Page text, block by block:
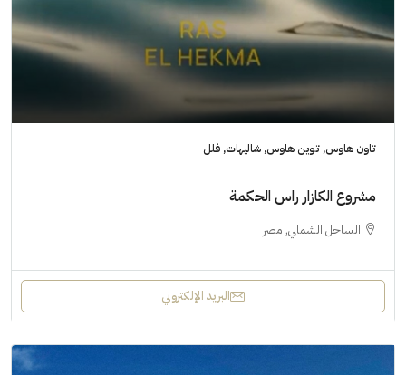
تاون هاوس, توين هاوس, شاليهات, فلل
مشروع الكازار راس الحكمة
الساحل الشمالي, مصر
البريد الإلكتروني